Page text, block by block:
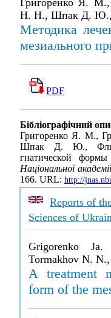
Григоренко Я.
Н. Н., Шпак Д.
Методика
мезиального
PDF
Бібліографічний
Григоренко Я. М.,
Шпак Д. Ю.,
гнатической
Національної
166. URL: http://
Reports of
Sciences of
Grigorenko
Tormakhov N.
A treatment
form of the